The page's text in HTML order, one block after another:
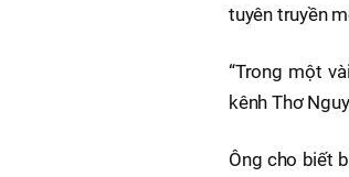
tuyên truyền
“Trong một
kênh Thơ
Ông cho biết